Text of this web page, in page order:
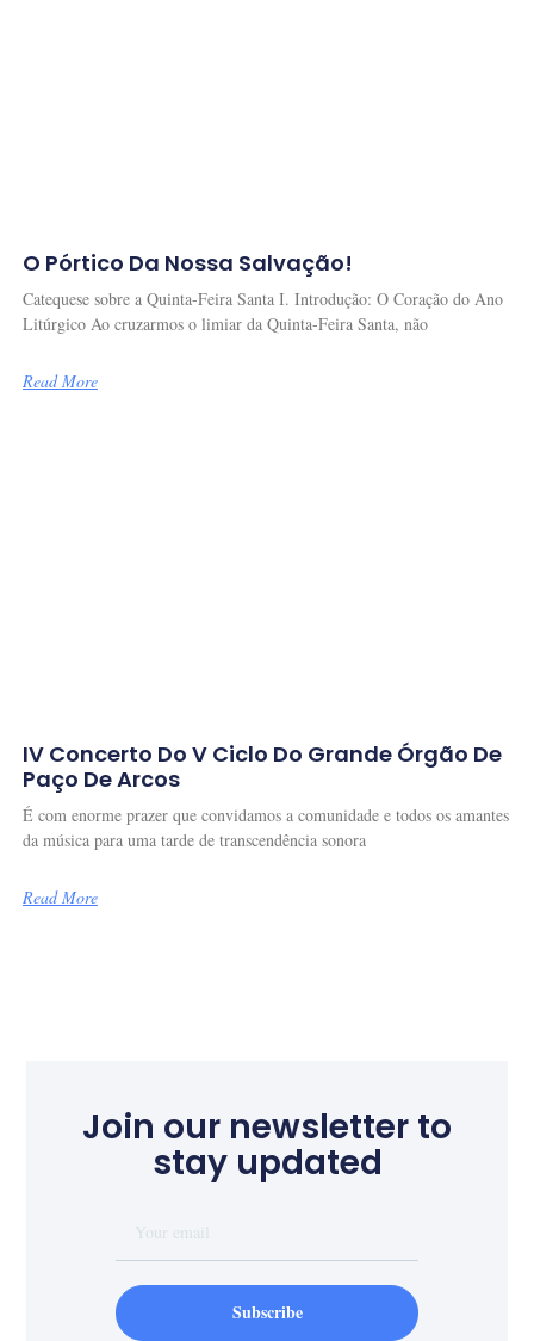
O Pórtico Da Nossa Salvação!
Catequese sobre a Quinta-Feira Santa I. Introdução: O Coração do Ano
Litúrgico Ao cruzarmos o limiar da Quinta-Feira Santa, não
Read More
IV Concerto Do V Ciclo Do Grande Órgão De
Paço De Arcos
É com enorme prazer que convidamos a comunidade e todos os amantes
da música para uma tarde de transcendência sonora
Read More
Join our newsletter to
stay updated
Subscribe